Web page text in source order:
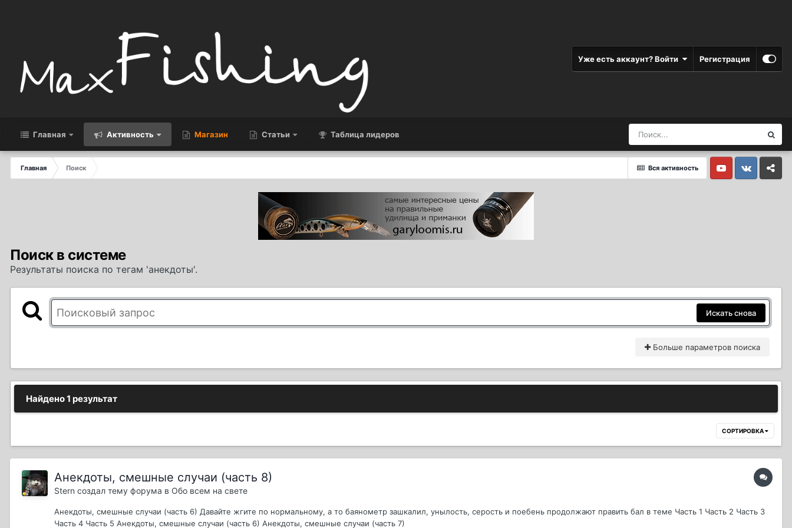
Уже есть аккаунт? Войти Регистрация
Главная Активность Магазин Статьи Таблица лидеров
Вся активность
Главная
Поиск
Youtube VkontakteYandex
Поиск в системе
Результаты поиска по тегам 'анекдоты'.
Искать снова
Больше параметров поиска
Найдено 1 результат
СОРТИРОВКА
Анекдоты, смешные случаи (часть 8)
Stern создал тему форума в Обо всем на свете
Анекдоты, смешные случаи (часть 6) Давайте жгите по нормальному, а то баянометр зашкалил, унылость, серость и поебень продолжают править бал в теме Часть 1 Часть 2 Часть 3
Часть 4 Часть 5 Анекдоты, смешные случаи (часть 6) Анекдоты, смешные случаи (часть 7)